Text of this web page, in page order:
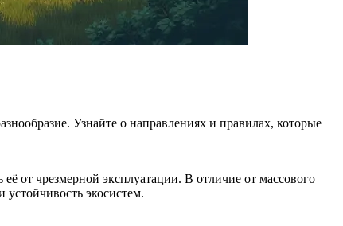
Узнайте о направлениях и правилах, которые
от чрезмерной эксплуатации. В отличие от массового
устойчивость экосистем.